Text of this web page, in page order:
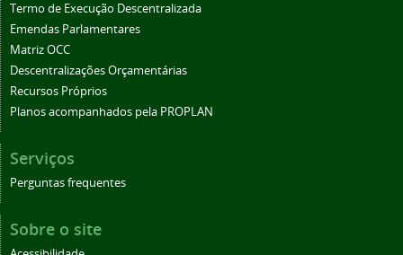
Termo de Execução Descentralizada
Emendas Parlamentares
Matriz OCC
Descentralizações Orçamentárias
Recursos Próprios
Planos acompanhados pela PROPLAN
Serviços
Perguntas frequentes
Sobre o site